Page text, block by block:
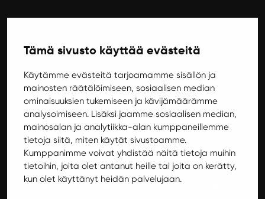
Tämä sivusto käyttää evästeitä
Käytämme evästeitä tarjoamamme sisällön ja
mainosten räätälöimiseen, sosiaalisen median
ominaisuuksien tukemiseen ja kävijämäärämme
analysoimiseen. Lisäksi jaamme sosiaalisen median,
mainosalan ja analytiikka-alan kumppaneillemme
tietoja siitä, miten käytät sivustoamme.
Kumppanimme voivat yhdistää näitä tietoja muihin
tietoihin, joita olet antanut heille tai joita on kerätty,
kun olet käyttänyt heidän palvelujaan.
***
TIIKERIN VUOSI:
Tiikerin vuosi on suomirock-bändi, jonka musiikki
maalaa kuvan ajattomasta suomalaisesta
sielunmaisemasta. Uutta kulmaa tunteen tulkintaan
on haettu sekoittamalla mukaan vivahteita
etnomusiikista, sekä suomalaisen kaihorockin
sukulaisgenrestä, country rockista. Elegisen
tajunnanvirtamaiset sanoitukset kunnioittavat
suomalaisen laululyriikan perinteitä. Tärkeitä teemoja